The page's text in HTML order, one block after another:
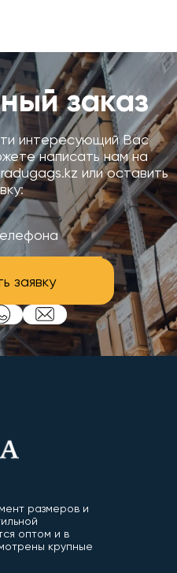
заказ
интересующий Вас
написать нам на
или оставить
заявку
размеров и
оптом и в
крупные